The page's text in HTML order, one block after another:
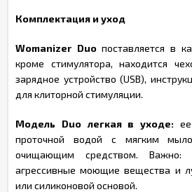
Комплектация и уход
Womanizer Duoпоставляется в
кроме стимулятора, находится
зарядное устройство (USB),
для клиторной стимуляции.
Модель Duo легкая в уходе:
проточной водой с мягким
очищающим средством. Важно:
агрессивные моющие вещества и
или силиконовой основой.